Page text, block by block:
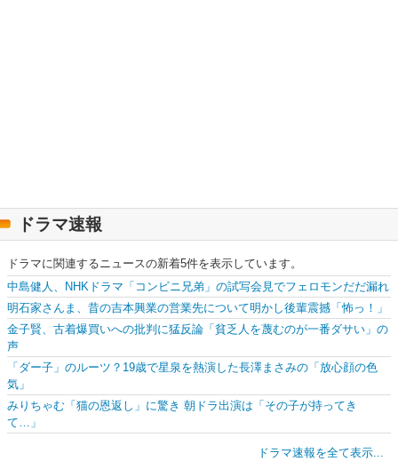
ドラマ速報
ドラマに関連するニュースの新着5件を表示しています。
中島健人、NHKドラマ「コンビニ兄弟」の試写会見でフェロモンだだ漏れ
明石家さんま、昔の吉本興業の営業先について明かし後輩震撼「怖っ！」
金子賢、古着爆買いへの批判に猛反論「貧乏人を蔑むのが一番ダサい」の
声
「ダー子」のルーツ？19歳で星泉を熱演した長澤まさみの「放心顔の色
気」
みりちゃむ「猫の恩返し」に驚き 朝ドラ出演は「その子が持ってき
て…」
ドラマ速報を全て表示...